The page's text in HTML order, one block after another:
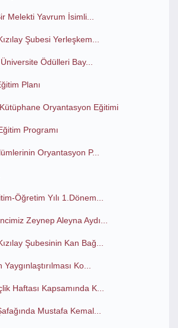
Melekti Yavrum İsimli...
Şubesi Yerleşkem...
Ödülleri Bay...
Planı
Oryantasyon Eğitimi
Programı
Oryantasyon P...
Öğretim Yılı 1.Dönem...
Zeynep Aleyna Aydı...
Şubesinin Kan Bağ...
Ko...
Haftası Kapsamında K...
Mustafa Kemal...